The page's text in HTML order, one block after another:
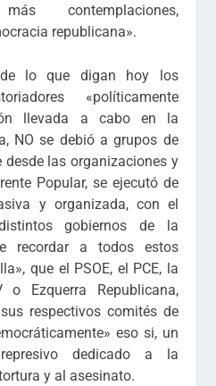
contemplaciones,
republicana».
lo que digan hoy los
«políticamente
llevada a cabo en la
NO se debió a grupos de
las organizaciones y
Popular, se ejecutó de
y organizada, con el
gobiernos de la
recordar a todos estos
que el PSOE, el PCE, la
o Ezquerra Republicana,
respectivos comités de
eso si, un
dedicado a la
y al asesinato.